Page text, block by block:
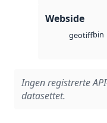
Webside
geotiffbin
Ingen registrerte
datasettet.